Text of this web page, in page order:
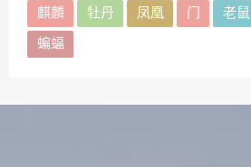
麒麟 牡丹 凤凰 门 老鼠
蝙蝠